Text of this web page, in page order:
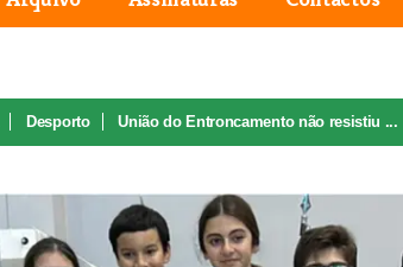
Desporto União do Entroncamento não resistiu ...